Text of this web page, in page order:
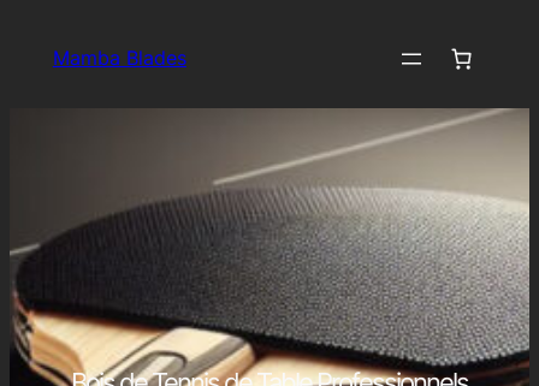
Mamba Blades